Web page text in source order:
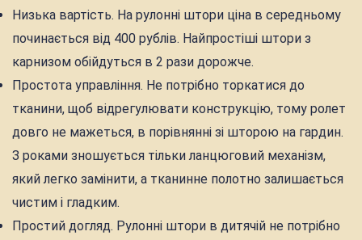
Низька вартість. На рулонні штори ціна в середньому
починається від 400 рублів. Найпростіші штори з
карнизом обійдуться в 2 рази дорожче.
Простота управління. Не потрібно торкатися до
тканини, щоб відрегулювати конструкцію, тому ролет
довго не мажеться, в порівнянні зі шторою на гардин.
З роками зношується тільки ланцюговий механізм,
який легко замінити, а тканинне полотно залишається
чистим і гладким.
Простий догляд. Рулонні штори в дитячій не потрібно